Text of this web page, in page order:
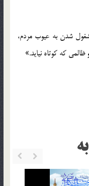
شدن به عیوب مردم،
که کوتاه نیاید.»